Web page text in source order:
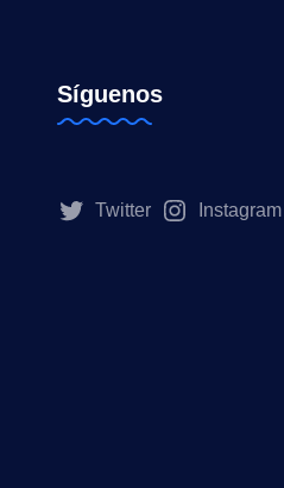
Síguenos
Twitter Instagram